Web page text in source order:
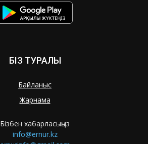
БІЗ ТУРАЛЫ
Байланыс
Жарнама
Бізбен хабарласыңыз
info@ernur.kz